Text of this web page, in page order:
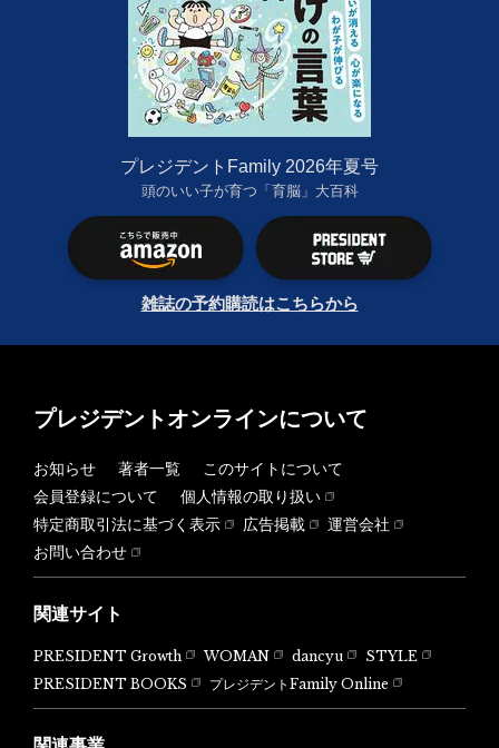
プレジデントFamily 2026年夏号
頭のいい子が育つ「育脳」大百科
雑誌の予約購読はこちらから
プレジデントオンラインについて
お知らせ 著者一覧
このサイトについて
会員登録について
個人情報の取り扱い
特定商取引法に基づく表示
広告掲載
運営会社
お問い合わせ
関連サイト
PRESIDENT Growth WOMAN dancyu
STYLE
PRESIDENT BOOKS
プレジデントFamily Online